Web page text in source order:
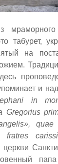
мраморного
табурет,
на
и
in
Gregorius
fratres
церкви